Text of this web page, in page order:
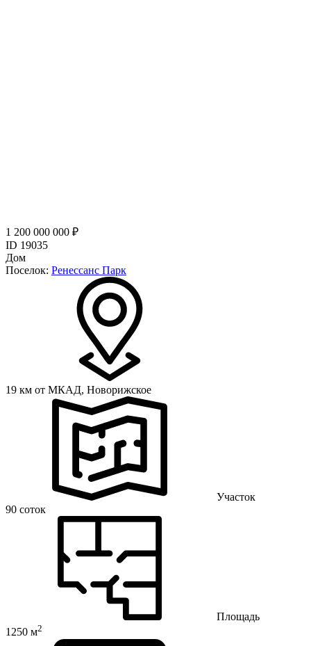
1 200 000 000 ₽
ID 19035
Дом
Поселок: Ренессанс Парк
19 км от МКАД, Новорижское
Участок
90 соток
Площадь
1250 м2